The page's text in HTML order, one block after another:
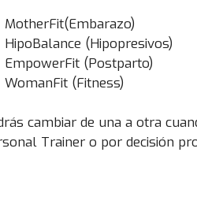
MotherFit(Embarazo)
HipoBalance (Hipopresivos)
EmpowerFit (Postparto)
WomanFit (Fitness)
cambiar de una a otra
Trainer o por decisión